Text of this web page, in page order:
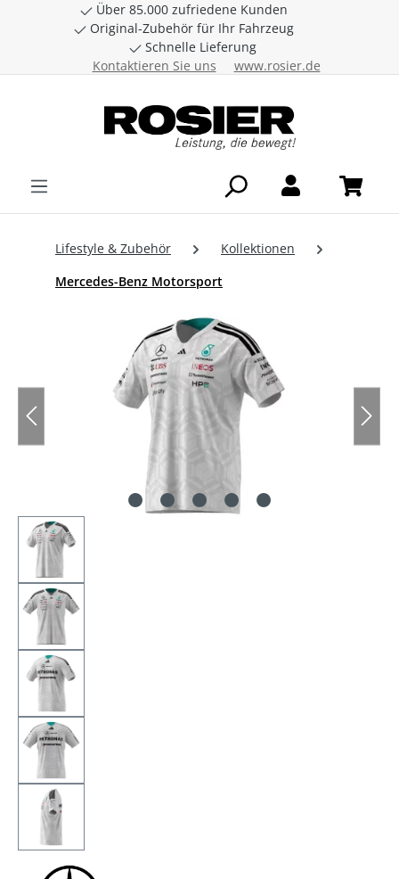
Zum Hauptinhalt springen
Über 85.000 zufriedene Kunden
Original-Zubehör für Ihr Fahrzeug
Schnelle Lieferung
Kontaktieren Sie uns
www.rosier.de
Lifestyle & Zubehör
Kollektionen
Mercedes-Benz Motorsport
Bildergalerie überspringen